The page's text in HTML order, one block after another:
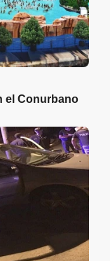
el Conurbano